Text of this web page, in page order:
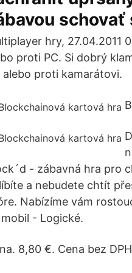
schovať
hry, 27.04.2011
proti PC. Si dobrý
alebo proti kamarátovi.
- zábavná hra pro
a nebudete chtít
Nabízíme vám
- Logické.
8,80 €. Cena bez